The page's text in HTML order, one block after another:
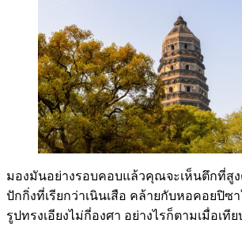
มองมันอย่างรอบคอบแล้วคุณจะเห็นตึกที่สูง
ปักกิ่งที่เรียกว่าเนินเสือ คล้ายกับหอคอยปิซ
รูปทรงเอียงไม่กี่องศา อย่างไรก็ตามเมื่อเที